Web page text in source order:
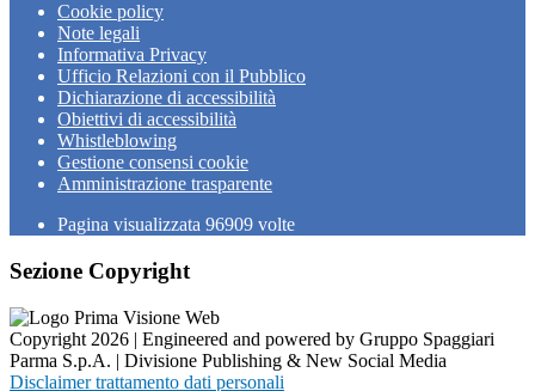
Cookie policy
Note legali
Informativa Privacy
Ufficio Relazioni con il Pubblico
Dichiarazione di accessibilità
Obiettivi di accessibilità
Whistleblowing
Gestione consensi cookie
Amministrazione trasparente
Pagina visualizzata 96909 volte
Sezione Copyright
Copyright 2026 | Engineered and powered by Gruppo Spaggiari
Parma S.p.A. | Divisione Publishing & New Social Media
Disclaimer trattamento dati personali